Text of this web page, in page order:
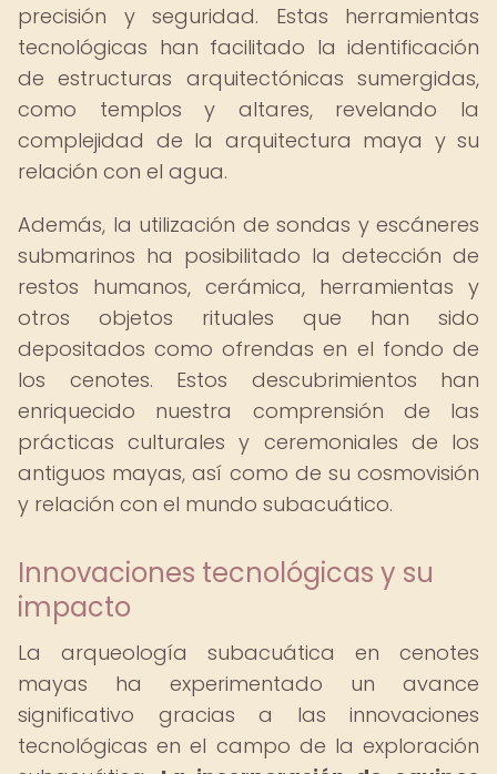
precisión y seguridad. Estas herramientas
tecnológicas han facilitado la identificación
de estructuras arquitectónicas sumergidas,
como templos y altares, revelando la
complejidad de la arquitectura maya y su
relación con el agua.
Además, la utilización de sondas y escáneres
submarinos ha posibilitado la detección de
restos humanos, cerámica, herramientas y
otros objetos rituales que han sido
depositados como ofrendas en el fondo de
los cenotes. Estos descubrimientos han
enriquecido nuestra comprensión de las
prácticas culturales y ceremoniales de los
antiguos mayas, así como de su cosmovisión
y relación con el mundo subacuático.
Innovaciones tecnológicas y su
impacto
La arqueología subacuática en cenotes
mayas ha experimentado un avance
significativo gracias a las innovaciones
tecnológicas en el campo de la exploración